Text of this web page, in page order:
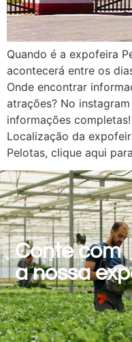
Quando é a expofeira
acontecerá entre os
Onde encontrar
atrações? No
informações
Localização da
Pelotas, clique aqui
Conte com
a nossa